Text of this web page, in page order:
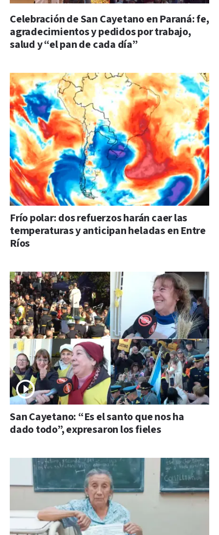
Celebración de San Cayetano en Paraná: fe,
agradecimientos y pedidos por trabajo,
salud y “el pan de cada día”
Frío polar: dos refuerzos harán caer las
temperaturas y anticipan heladas en Entre
Ríos
San Cayetano: “Es el santo que nos ha
dado todo”, expresaron los fieles